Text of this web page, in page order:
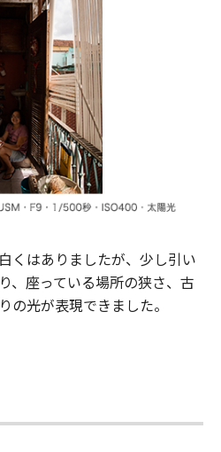
くはありましたが、少し引い
、座っている場所の狭さ、古
の光が表現できました。